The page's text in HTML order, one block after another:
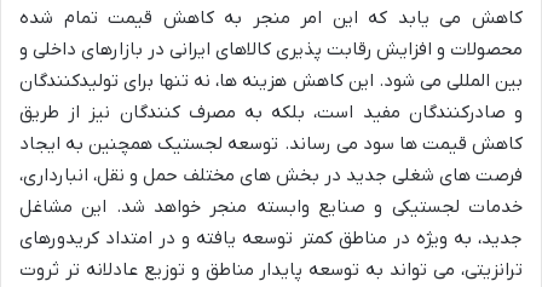
کاهش می یابد که این امر منجر به کاهش قیمت تمام شده
محصولات و افزایش رقابت پذیری کالاهای ایرانی در بازارهای داخلی و
بین المللی می شود. این کاهش هزینه ها، نه تنها برای تولیدکنندگان
و صادرکنندگان مفید است، بلکه به مصرف کنندگان نیز از طریق
کاهش قیمت ها سود می رساند. توسعه لجستیک همچنین به ایجاد
فرصت های شغلی جدید در بخش های مختلف حمل و نقل، انبارداری،
خدمات لجستیکی و صنایع وابسته منجر خواهد شد. این مشاغل
جدید، به ویژه در مناطق کمتر توسعه یافته و در امتداد کریدورهای
ترانزیتی، می تواند به توسعه پایدار مناطق و توزیع عادلانه تر ثروت